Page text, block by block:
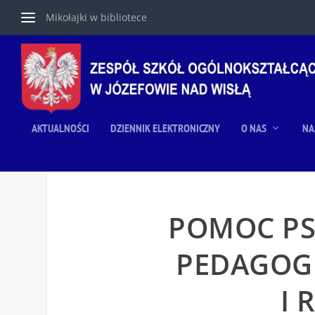
Mikołajki w bibliotece
AKTUALNOŚCI DZIENNIK ELEKTRONICZNY O NAS
POMOC
I